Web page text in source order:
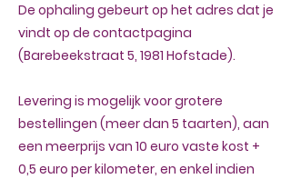
De ophaling gebeurt op het adres dat je
vindt op de contactpagina
(Barebeekstraat 5, 1981 Hofstade).
Levering is mogelijk voor grotere
bestellingen (meer dan 5 taarten), aan
een meerprijs van 10 euro vaste kost +
0,5 euro per kilometer, en enkel indien